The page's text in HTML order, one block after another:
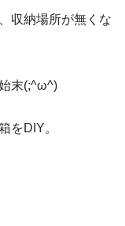
収納場所が無くな
末(;^ω^)
をDIY。